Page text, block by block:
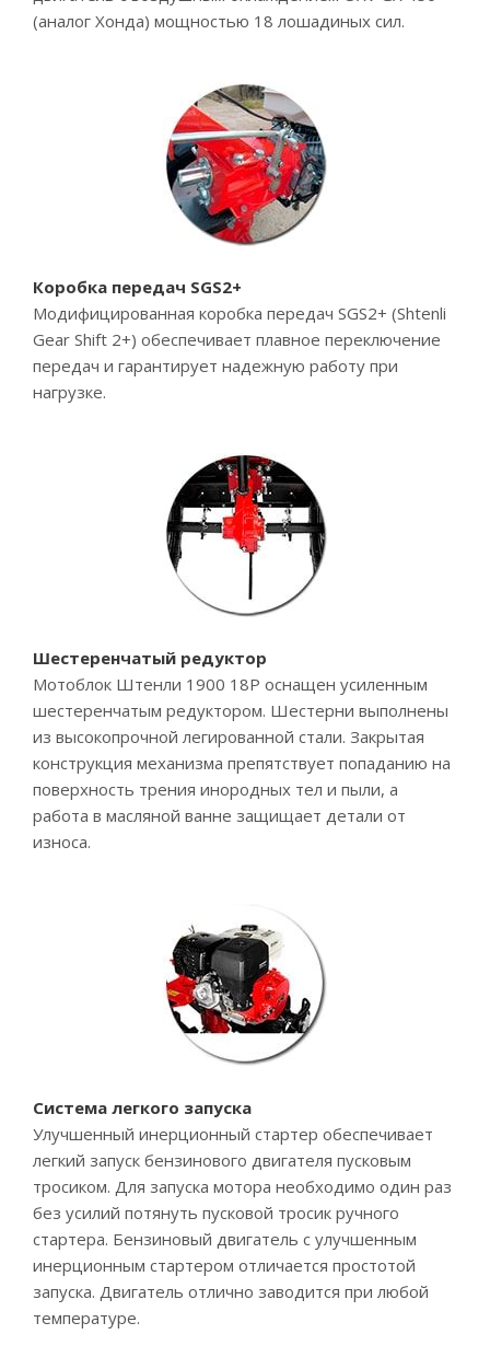
(аналог Хонда) мощностью 18 лошадиных сил.
Коробка передач SGS2+
Модифицированная коробка передач SGS2+ (Shtenli
Gear Shift 2+) обеспечивает плавное переключение
передач и гарантирует надежную работу при
нагрузке.
Шестеренчатый редуктор
Мотоблок Штенли 1900 18P оснащен усиленным
шестеренчатым редуктором. Шестерни выполнены
из высокопрочной легированной стали. Закрытая
конструкция механизма препятствует попаданию на
поверхность трения инородных тел и пыли, а
работа в масляной ванне защищает детали от
износа.
Система легкого запуска
Улучшенный инерционный стартер обеспечивает
легкий запуск бензинового двигателя пусковым
тросиком. Для запуска мотора необходимо один раз
без усилий потянуть пусковой тросик ручного
стартера. Бензиновый двигатель с улучшенным
инерционным стартером отличается простотой
запуска. Двигатель отлично заводится при любой
температуре.